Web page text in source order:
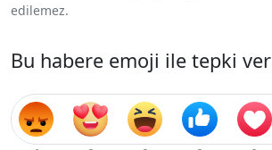
edilemez.
Bu habere emoji ile tepki ver